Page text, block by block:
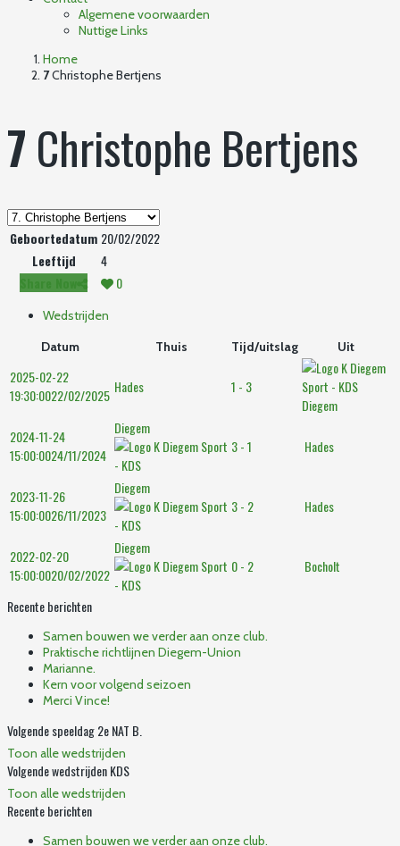
Algemene voorwaarden
Nuttige Links
Home
7Christophe Bertjens
7 Christophe Bertjens
Geboortedatum 20/02/2022
Leeftijd
4
0
Wedstrijden
Datum
Thuis Tijd/uitslag Uit
2025-02-22
19:30:0022/02/2025 Hades
1 - 3
Diegem
2024-11-24
15:00:0024/11/2024
Diegem
3 - 1
Hades
2023-11-26
15:00:0026/11/2023
Diegem
3 - 2
Hades
2022-02-20
15:00:0020/02/2022
Diegem
0 - 2
Bocholt
Recente berichten
Samen bouwen we verder aan onze club.
Praktische richtlijnen Diegem-Union
Marianne.
Kern voor volgend seizoen
Merci Vince!
Volgende speeldag 2e NAT B.
Toon alle wedstrijden
Volgende wedstrijden KDS
Toon alle wedstrijden
Recente berichten
Samen bouwen we verder aan onze club.